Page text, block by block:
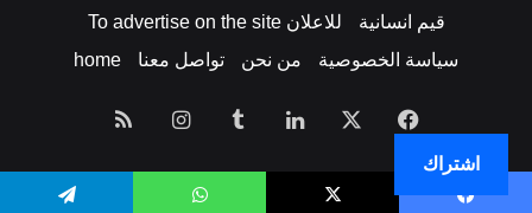
قيم انسانية
للاعلان To advertise on the site
سياسة الخصوصية
من نحن تواصل معنا home
فيسبوك لينكدإن انستقرام
الموقع
اشتراك